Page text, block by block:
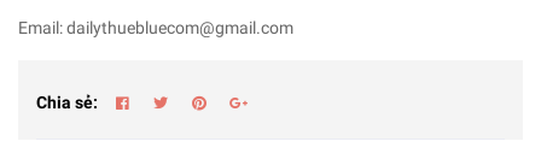
Email: dailythuebluecom@gmail.com
Chia sẻ: